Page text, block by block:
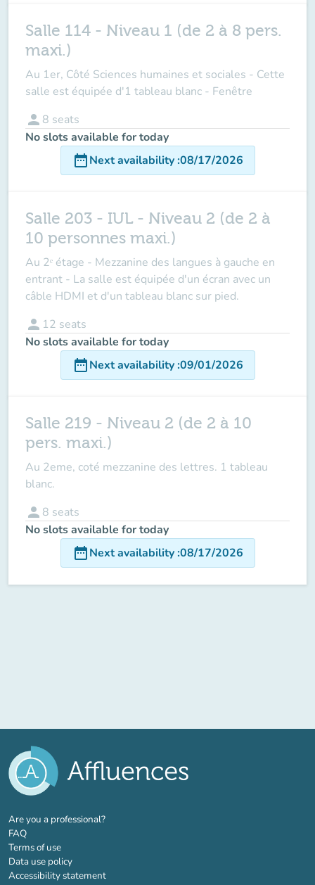
Salle 114 - Niveau 1 (de 2 à 8 pers.
maxi.)
Au 1er, Côté Sciences humaines et sociales - Cette
salle est équipée d'1 tableau blanc - Fenêtre
person 8 seats
No slots available for today
date_rangeNext availability:08/17/2026
Salle 203 - IUL - Niveau 2 (de 2 à
10 personnes maxi.)
Au 2ᵉ étage - Mezzanine des langues à gauche en
entrant - La salle est équipée d'un écran avec un
câble HDMI et d'un tableau blanc sur pied.
person 12 seats
No slots available for today
date_rangeNext availability:09/01/2026
Salle 219 - Niveau 2 (de 2 à 10
pers. maxi.)
Au 2eme, coté mezzanine des lettres. 1 tableau
blanc.
person 8 seats
No slots available for today
date_rangeNext availability:08/17/2026
Are you a professional?(new tab)
FAQ
Terms of use
Data use policy
Accessibility statement